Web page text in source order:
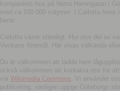
kompaniets hus på Norra Hamngatan i
med ca 100 000 volymer. I Carlotta finns
berör.
Carlotta växer ständigt. Hur stor del av
Veckans föremål. Här visas välkända
Du är välkommen att ladda hem
också välkommen att kontakta oss för att
via Wikimedia Commons . Vi använder
publicering, vänligen uppge Göteborgs